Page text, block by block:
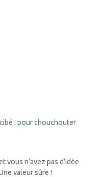
: pour chouchouter
vous n’avez pas d’idée
valeur sûre !